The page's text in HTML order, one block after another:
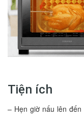
Tiện ích
– Hẹn giờ nấu lên